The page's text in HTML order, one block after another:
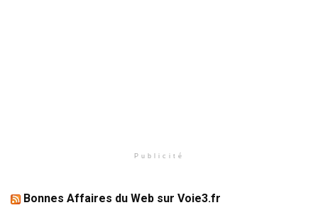
Publicité
Bonnes Affaires du Web sur Voie3.fr